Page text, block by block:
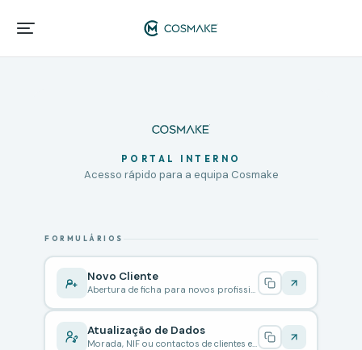
PORTAL INTERNO
Acesso rápido para a equipa Cosmake
FORMULÁRIOS
Novo Cliente
Abertura de ficha para novos profissionais
Atualização de Dados
Morada, NIF ou contactos de clientes existentes